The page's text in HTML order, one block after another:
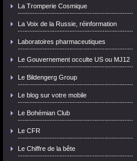
La Tromperie Cosmique
La Voix de la Russie, réinformation
Laboratoires pharmaceutiques
Le Gouvernement occulte US ou MJ12
Le Bildengerg Group
Le blog sur votre mobile
Le Bohémian Club
Le CFR
Le Chiffre de la bête